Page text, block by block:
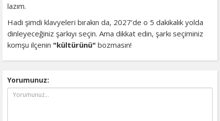
lazım.
Hadi şimdi klavyeleri bırakın da, 2027’de o 5 dakikalık yolda
dinleyeceğiniz şarkıyı seçin. Ama dikkat edin, şarkı seçiminiz
komşu ilçenin "kültürünü" bozmasın!
Yorumunuz: